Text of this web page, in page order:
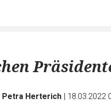
Petra Herterich | 18.03.2022